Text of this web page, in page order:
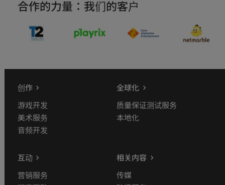
合作的力量：我们的客户
创作
游戏开发
美术服务
音频开发
全球化
质量保证测试服务
本地化
互动
营销服务
相关内容
传媒